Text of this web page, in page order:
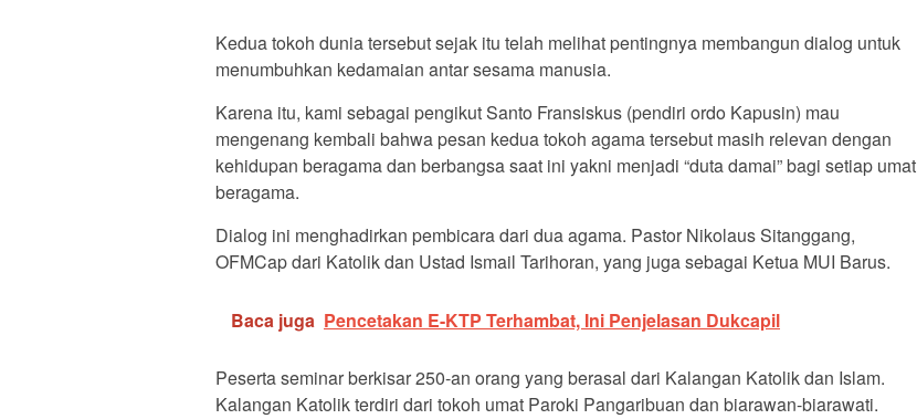
Kedua tokoh dunia tersebut sejak itu telah melihat pentingnya membangun dialog untuk
menumbuhkan kedamaian antar sesama manusia.
Karena itu, kami sebagai pengikut Santo Fransiskus (pendiri ordo Kapusin) mau
mengenang kembali bahwa pesan kedua tokoh agama tersebut masih relevan dengan
kehidupan beragama dan berbangsa saat ini yakni menjadi “duta damai” bagi setiap umat
beragama.
Dialog ini menghadirkan pembicara dari dua agama. Pastor Nikolaus Sitanggang,
OFMCap dari Katolik dan Ustad Ismail Tarihoran, yang juga sebagai Ketua MUI Barus.
Baca juga Pencetakan E-KTP Terhambat, Ini Penjelasan Dukcapil
Peserta seminar berkisar 250-an orang yang berasal dari Kalangan Katolik dan Islam.
Kalangan Katolik terdiri dari tokoh umat Paroki Pangaribuan dan biarawan-biarawati.